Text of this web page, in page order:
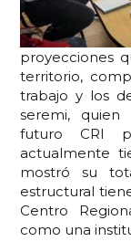
proyecciones
territorio,
trabajo y los
seremi,
futuro CRI
actualmente
mostró su
estructural
Centro
como una